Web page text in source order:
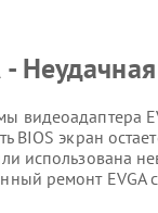
-
видеоадаптера
BIOS экран
использована
ремонт EVGA